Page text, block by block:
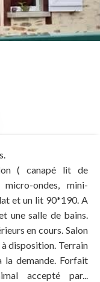
( canapé lit de
ondes, mini-
et un lit 90*190. A
une salle de bains.
en cours. Salon
disposition. Terrain
la demande. Forfait
accepté par...